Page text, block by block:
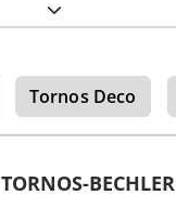
Tornos Deco
TORNOS-BECHLER